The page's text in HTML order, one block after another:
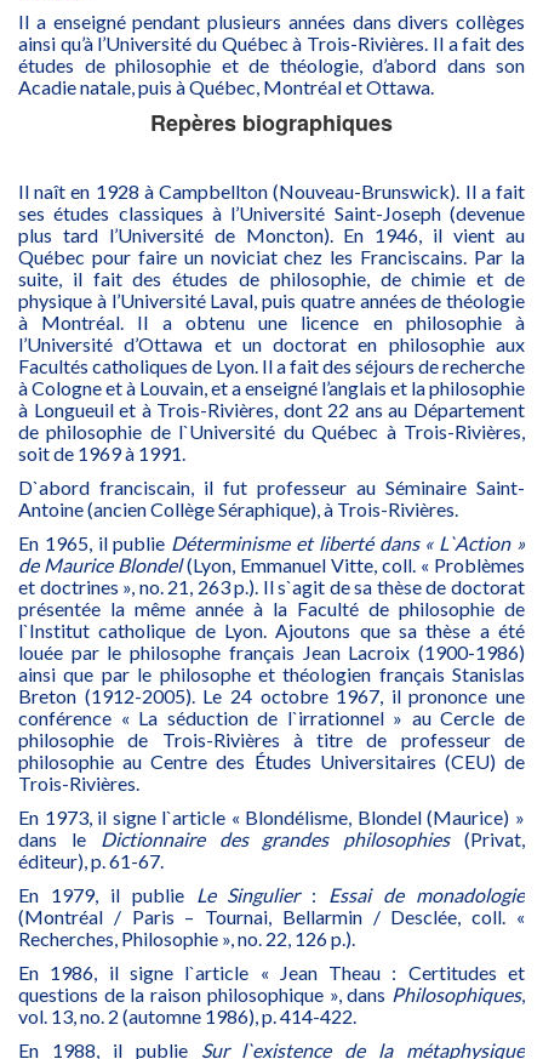
Il a enseigné pendant plusieurs années dans divers collèges
ainsi qu’à l’Université du Québec à Trois-Rivières. Il a fait des
études de philosophie et de théologie, d’abord dans son
Acadie natale, puis à Québec, Montréal et Ottawa.
Repères biographiques
Il naît en 1928 à Campbellton (Nouveau-Brunswick). Il a fait
ses études classiques à l’Université Saint-Joseph (devenue
plus tard l’Université de Moncton). En 1946, il vient au
Québec pour faire un noviciat chez les Franciscains. Par la
suite, il fait des études de philosophie, de chimie et de
physique à l’Université Laval, puis quatre années de théologie
à Montréal. Il a obtenu une licence en philosophie à
l’Université d’Ottawa et un doctorat en philosophie aux
Facultés catholiques de Lyon. Il a fait des séjours de recherche
à Cologne et à Louvain, et a enseigné l’anglais et la philosophie
à Longueuil et à Trois-Rivières, dont 22 ans au Département
de philosophie de l`Université du Québec à Trois-Rivières,
soit de 1969 à 1991.
D`abord franciscain, il fut professeur au Séminaire Saint-
Antoine (ancien Collège Séraphique), à Trois-Rivières.
En 1965, il publie Déterminisme et liberté dans « L`Action »
de Maurice Blondel(Lyon, Emmanuel Vitte, coll. « Problèmes
et doctrines », no. 21, 263 p.). Il s`agit de sa thèse de doctorat
présentée la même année à la Faculté de philosophie de
l`Institut catholique de Lyon. Ajoutons que sa thèse a été
louée par le philosophe français Jean Lacroix (1900-1986)
ainsi que par le philosophe et théologien français Stanislas
Breton (1912-2005). Le 24 octobre 1967, il prononce une
conférence « La séduction de l`irrationnel » au Cercle de
philosophie de Trois-Rivières à titre de professeur de
philosophie au Centre des Études Universitaires (CEU) de
Trois-Rivières.
En 1973, il signe l`article « Blondélisme, Blondel (Maurice) »
dans le Dictionnaire des grandes philosophies(Privat,
éditeur), p. 61-67.
En 1979, il publie Le Singulier: Essai de monadologie
(Montréal / Paris – Tournai, Bellarmin / Desclée, coll. «
Recherches, Philosophie », no. 22, 126 p.).
En 1986, il signe l`article « Jean Theau : Certitudes et
questions de la raison philosophique », dans Philosophiques,
vol. 13, no. 2 (automne 1986), p. 414-422.
En 1988, il publie Sur l`existence de la métaphysique